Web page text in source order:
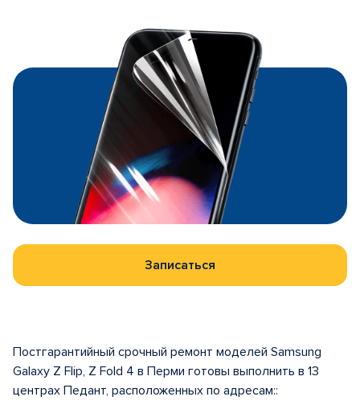
Записаться
Постгарантийный срочный ремонт моделей Samsung
Galaxy Z Flip, Z Fold 4 в Перми готовы выполнить в 13
центрах Педант, расположенных по адресам::